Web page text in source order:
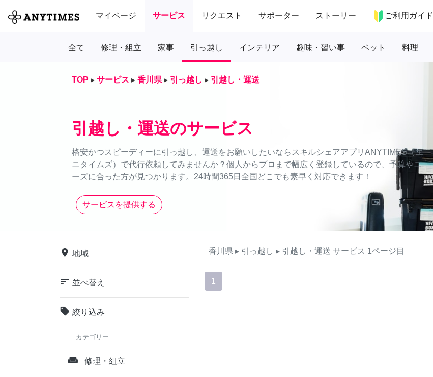
マイページ サービス リクエスト サポーター ストーリー ご利用ガイド
全て 修理・組立 家事 引っ越し インテリア 趣味・習い事 ペット 料理
TOP ▸ サービス ▸ 香川県 ▸ 引っ越し ▸ 引越し・運送
引越し・運送のサービス
格安かつスピーディーに引っ越し、運送をお願いしたいならスキルシェアアプリANYTIMES（エ
ニタイムズ）で代行依頼してみませんか？個人からプロまで幅広く登録しているので、予算やニ
ーズに合った方が見つかります。24時間365日全国どこでも素早く対応できます！
サービスを提供する
place 地域
sort 並べ替え
local_offer 絞り込み
カテゴリー
weekend 修理・組立
香川県 ▸ 引っ越し ▸ 引越し・運送 サービス 1ページ目
1